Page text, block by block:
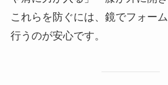
これらを防ぐには、鏡でフォー
行うのが安心です。